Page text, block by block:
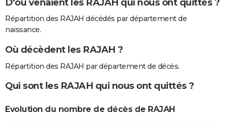
D'où venaient les RAJAH qui nous ont quittés ?
Répartition des RAJAH décédés par département de
naissance.
Où décèdent les RAJAH ?
Répartition des RAJAH par département de décès.
Qui sont les RAJAH qui nous ont quittés ?
Evolution du nombre de décès de RAJAH